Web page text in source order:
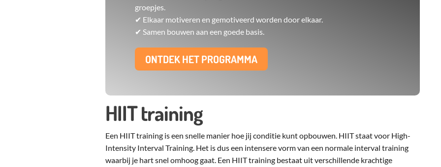
groepjes.
✔ Elkaar motiveren en gemotiveerd worden door elkaar.
✔ Samen bouwen aan een goede basis.
ONTDEK HET PROGRAMMA
HIIT training
Een HIIT training is een snelle manier hoe jij conditie kunt opbouwen. HIIT staat voor High-
Intensity Interval Training. Het is dus een intensere vorm van een normale interval training
waarbij je hart snel omhoog gaat. Een HIIT training bestaat uit verschillende krachtige